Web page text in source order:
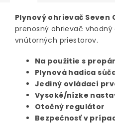
Plynový ohrievač Seven
prenosný ohrievač vhodný
vnútorných priestorov.
Na použitie s
Plynová hadica
Jediný ovládací
Vysoké/nízke
Otočný regulátor
Bezpečnosť v